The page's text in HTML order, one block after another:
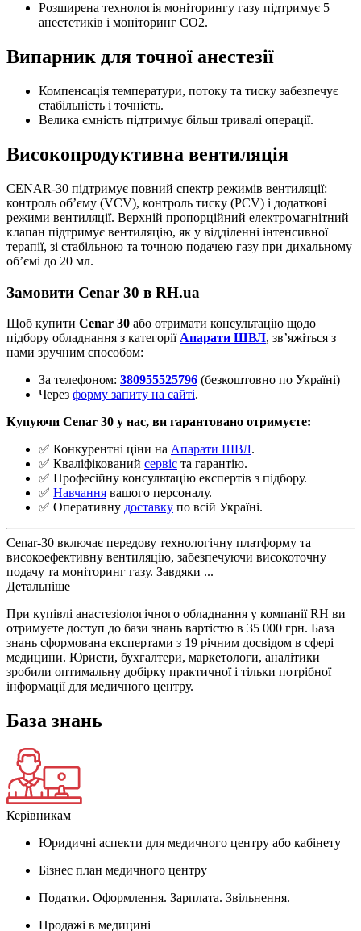
Розширена технологія моніторингу газу підтримує 5
анестетиків і моніторинг CO2.
Випарник для точної анестезії
Компенсація температури, потоку та тиску забезпечує
стабільність і точність.
Велика ємність підтримує більш тривалі операції.
Високопродуктивна вентиляція
CENAR-30 підтримує повний спектр режимів вентиляції:
контроль об’єму (VCV), контроль тиску (PCV) і додаткові
режими вентиляції. Верхній пропорційний електромагнітний
клапан підтримує вентиляцію, як у відділенні інтенсивної
терапії, зі стабільною та точною подачею газу при дихальному
об’ємі до 20 мл.
Замовити Cenar 30 в RH.ua
Щоб купити Cenar 30 або отримати консультацію щодо
підбору обладнання з категорії Апарати ШВЛ, зв’яжіться з
нами зручним способом:
За телефоном: 380955525796 (безкоштовно по Україні)
Через форму запиту на сайті.
Купуючи Cenar 30 у нас, ви гарантовано отримуєте:
✅ Конкурентні ціни на Апарати ШВЛ.
✅ Кваліфікований сервіс та гарантію.
✅ Професійну консультацію експертів з підбору.
✅ Навчання вашого персоналу.
✅ Оперативну доставку по всій Україні.
Cenar-30 включає передову технологічну платформу та
високоефективну вентиляцію, забезпечуючи високоточну
подачу та моніторинг газу. Завдяки ...
Детальніше
При купівлі анастезіологічного обладнання у компанії RH ви
отримуєте доступ до бази знань вартістю в 35 000 грн. База
знань сформована експертами з 19 річним досвідом в сфері
медицини. Юристи, бухгалтери, маркетологи, аналітики
зробили оптимальну добірку практичної і тільки потрібної
інформації для медичного центру.
База знань
Керівникам
Юридичні аспекти для медичного центру або кабінету
Бізнес план медичного центру
Податки. Оформлення. Зарплата. Звільнення.
Продажі в медицині